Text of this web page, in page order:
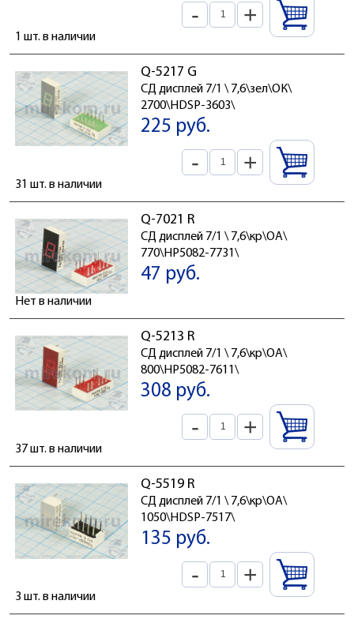
- +
1 шт. в наличии
Q-5217 G
СД дисплей 7/1 \ 7,6\зел\ОК\
2700\HDSP-3603\
225 руб.
- +
31 шт. в наличии
Q-7021 R
СД дисплей 7/1 \ 7,6\кр\ОА\
770\HP5082-7731\
47 руб.
Нет в наличии
Q-5213 R
СД дисплей 7/1 \ 7,6\кр\ОА\
800\HP5082-7611\
308 руб.
- +
37 шт. в наличии
Q-5519 R
СД дисплей 7/1 \ 7,6\кр\ОА\
1050\HDSP-7517\
135 руб.
- +
3 шт. в наличии